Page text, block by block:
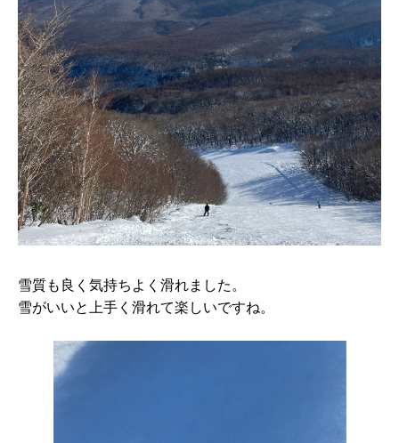
雪質も良く気持ちよく滑れました。
雪がいいと上手く滑れて楽しいですね。